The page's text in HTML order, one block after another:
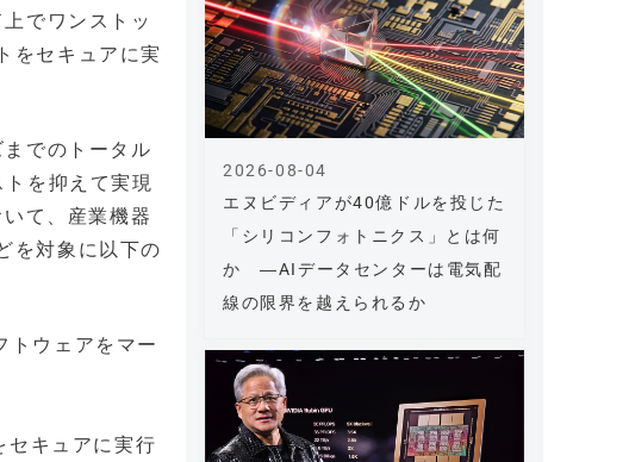
でワンストッ
をセキュアに実
でのトータル
を抑えて実現
て、産業機器
を対象に以下の
トウェアをマー
セキュアに実行
エヌビディアが40億ドルを投じた
「シリコンフォトニクス」とは何
か ―AIデータセンターは電気配
線の限界を越えられるか
2026-08-04